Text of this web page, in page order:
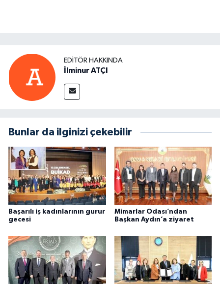
EDITÖR HAKKINDA
İlminur ATÇI
Bunlar da ilginizi çekebilir
Başarılı iş kadınlarının gurur
gecesi
Mimarlar Odası’ndan
Başkan Aydın’a ziyaret